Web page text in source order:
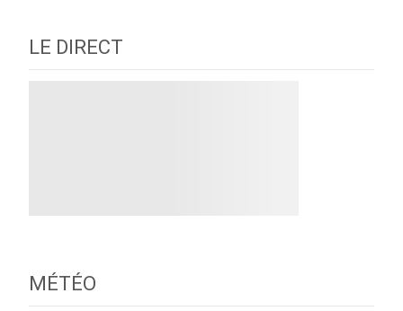
LE DIRECT
MÉTÉO